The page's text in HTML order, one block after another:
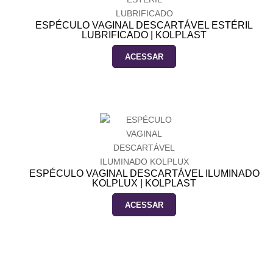
ESPÉCULO VAGINAL DESCARTÁVEL ESTÉRIL
LUBRIFICADO | KOLPLAST
ACESSAR
ESPÉCULO VAGINAL DESCARTÁVEL ILUMINADO
KOLPLUX | KOLPLAST
ACESSAR